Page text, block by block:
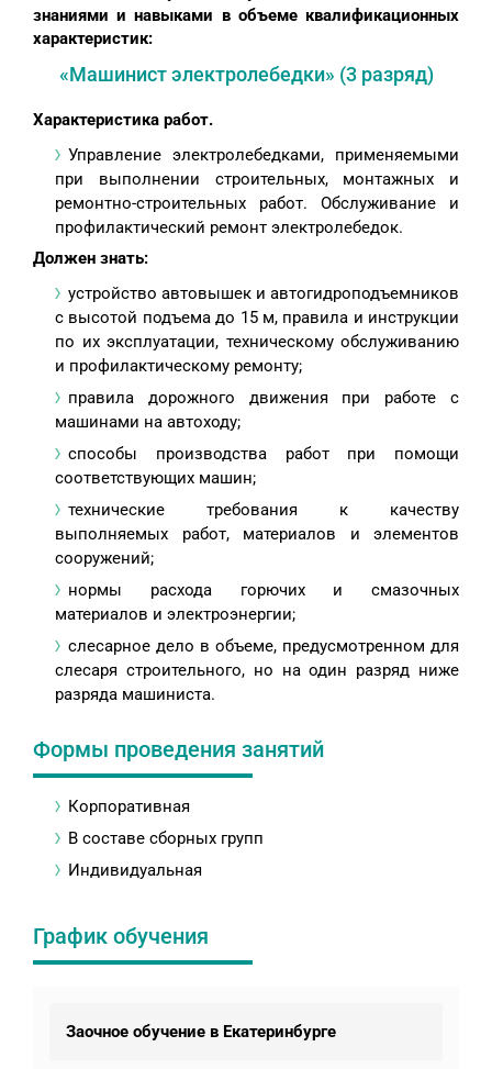
знаниями и навыками в объеме квалификационных
характеристик:
«Машинист электролебедки» (3 разряд)
Характеристика работ.
Управление электролебедками, применяемыми
при выполнении строительных, монтажных и
ремонтно-строительных работ. Обслуживание и
профилактический ремонт электролебедок.
Должен знать:
устройство автовышек и автогидроподъемников
с высотой подъема до 15 м, правила и инструкции
по их эксплуатации, техническому обслуживанию
и профилактическому ремонту;
правила дорожного движения при работе с
машинами на автоходу;
способы производства работ при помощи
соответствующих машин;
технические требования к качеству
выполняемых работ, материалов и элементов
сооружений;
нормы расхода горючих и смазочных
материалов и электроэнергии;
слесарное дело в объеме, предусмотренном для
слесаря строительного, но на один разряд ниже
разряда машиниста.
Формы проведения занятий
Корпоративная
В составе сборных групп
Индивидуальная
График обучения
Заочное обучение в Екатеринбурге